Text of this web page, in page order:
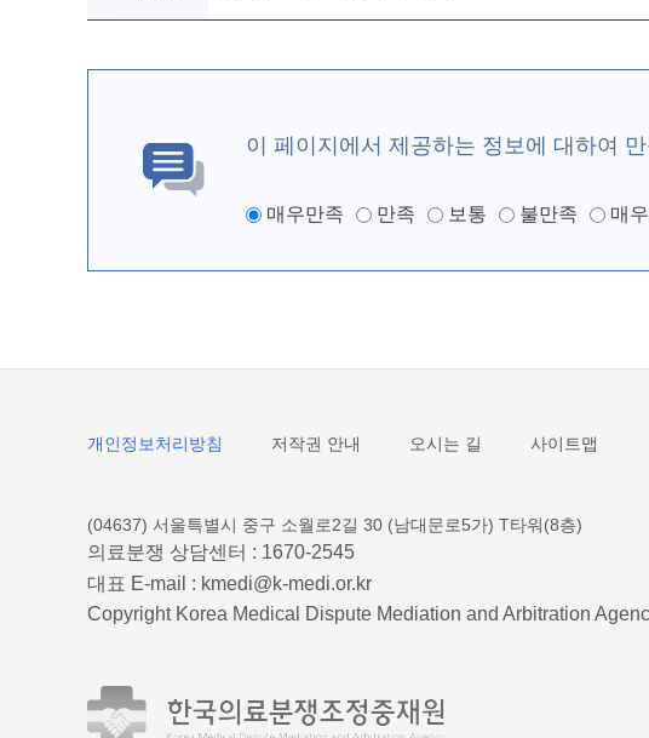
이 페이지에서 제공하는 정보에 대하여
매우만족 만족 보통 불만족 매
개인정보처리방침 저작권 안내 오시는 길 사이트맵
(04637) 서울특별시 중구 소월로2길 30 (남대문로5가) T타워(8층)
의료분쟁 상담센터 : 1670-2545
대표 E-mail : kmedi@k-medi.or.kr
Copyright Korea Medical Dispute Mediation and Arbitration